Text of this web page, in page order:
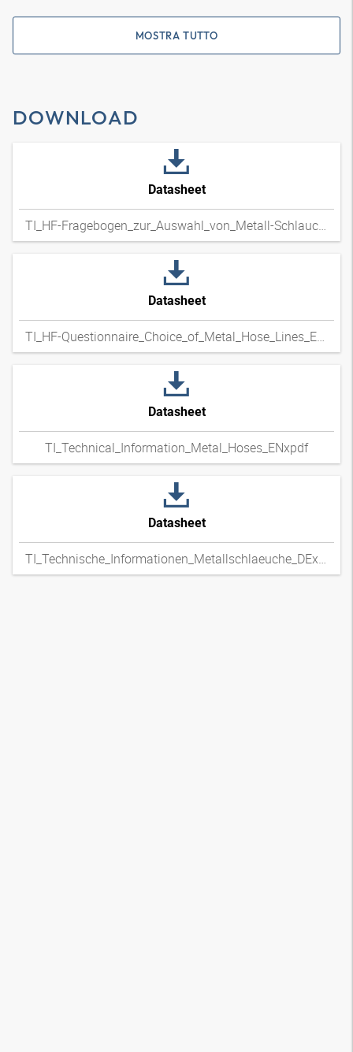
MOSTRA TUTTO
DOWNLOAD
Datasheet
TI_HF-Fragebogen_zur_Auswahl_von_Metall-Schlauchleitungen_DExpdf
Datasheet
TI_HF-Questionnaire_Choice_of_Metal_Hose_Lines_ENxpdf
Datasheet
TI_Technical_Information_Metal_Hoses_ENxpdf
Datasheet
TI_Technische_Informationen_Metallschlaeuche_DExpdf